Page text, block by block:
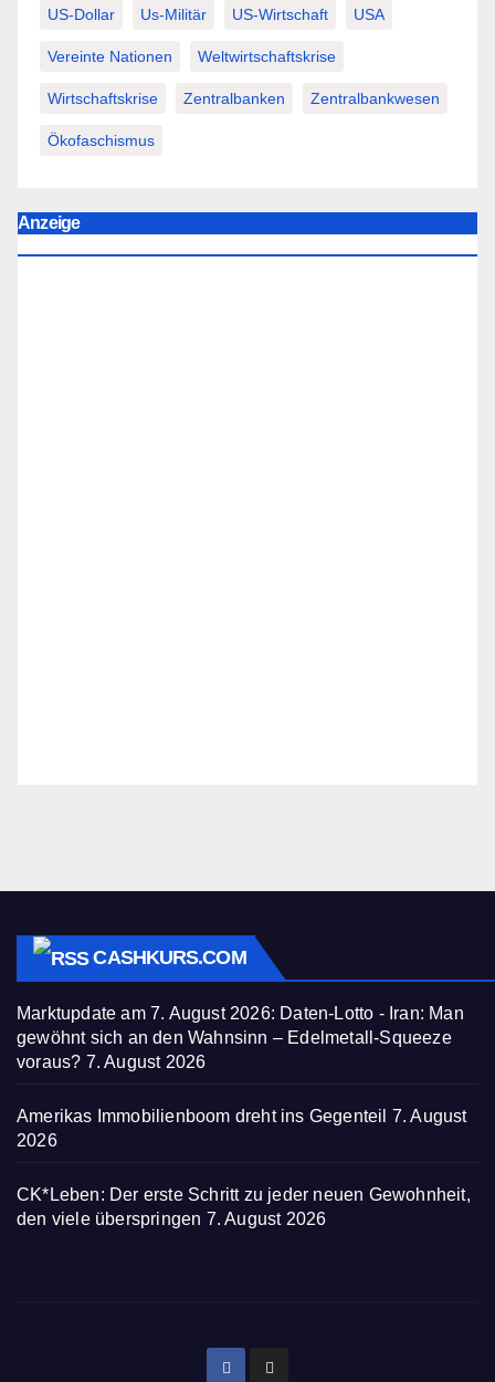
US-Dollar Us-Militär US-Wirtschaft USA
Vereinte Nationen Weltwirtschaftskrise
Wirtschaftskrise Zentralbanken Zentralbankwesen
Ökofaschismus
Anzeige
CASHKURS.COM
Marktupdate am 7. August 2026: Daten-Lotto - Iran: Man
gewöhnt sich an den Wahnsinn – Edelmetall-Squeeze
voraus? 7. August 2026
Amerikas Immobilienboom dreht ins Gegenteil 7. August
2026
CK*Leben: Der erste Schritt zu jeder neuen Gewohnheit,
den viele überspringen 7. August 2026